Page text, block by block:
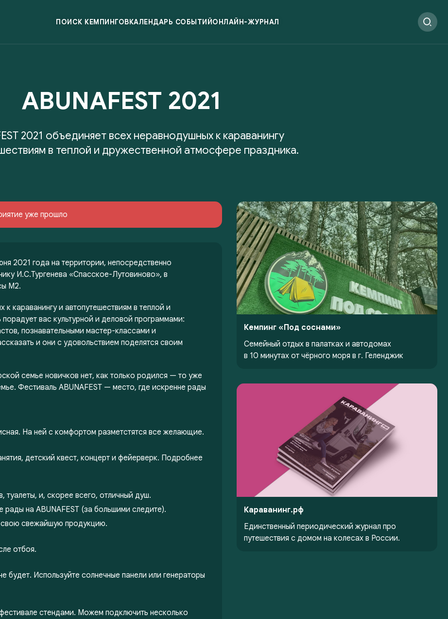
ПОИСК КЕМПИНГОВКАЛЕНДАРЬ СОБЫТИЙОНЛАЙН-ЖУРНАЛ
ABUNAFEST 2021
2021 объединяет всех неравнодушных к караванингу
в теплой и дружественной атмосфере праздника.
уже прошло
2021 года на территории, непосредственно
И.С.Тургенева «Спасское-Лутовиново», в
М2.
караванингу и автопутешествиям в теплой и
вас культурной и деловой программами:
познавательными мастер-классами и
и они с удовольствием поделятся своим
семье новичков нет, как только родился — то уже
Фестиваль ABUNAFEST — место, где искренне рады
На ней с комфортом разметстятся все желающие.
детский квест, концерт и фейерверк. Подробнее
и, скорее всего, отличный душ.
на ABUNAFEST (за большими следите).
свою свежайшую продукцию.
отбоя.
Используйте солнечные панели или генераторы
стендами. Можем подключить несколько
Кемпинг «Под соснами»
Семейный отдых в палатках и автодомах
в 10 минутах от чёрного моря в г. Геленджик
Караванинг.рф
Единственный периодический журнал про
путешествия с домом на колесах в России.